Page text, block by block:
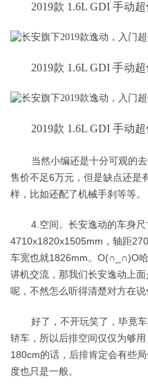
2019款 1.6L GDI 手动
2019款 1.6L GDI 手动
2019款 1.6L GDI 手动
当然小编还是十分可观的
售价不足6万元，但是缺点还是
样，比如还配了机械手刹等等。
4.空间。长安逸动的车身尺
4710x1820x1505mm，轴距
车宽也就1826mm。O(∩_∩)O
讲机交流，那我们长安逸动上
呢，不然怎么听得清楚对方在说
好了，不开玩笑了，毕竟
轿车，所以后排空间仅仅为够
180cm的话，后排肯定会有些
度也只是一般。